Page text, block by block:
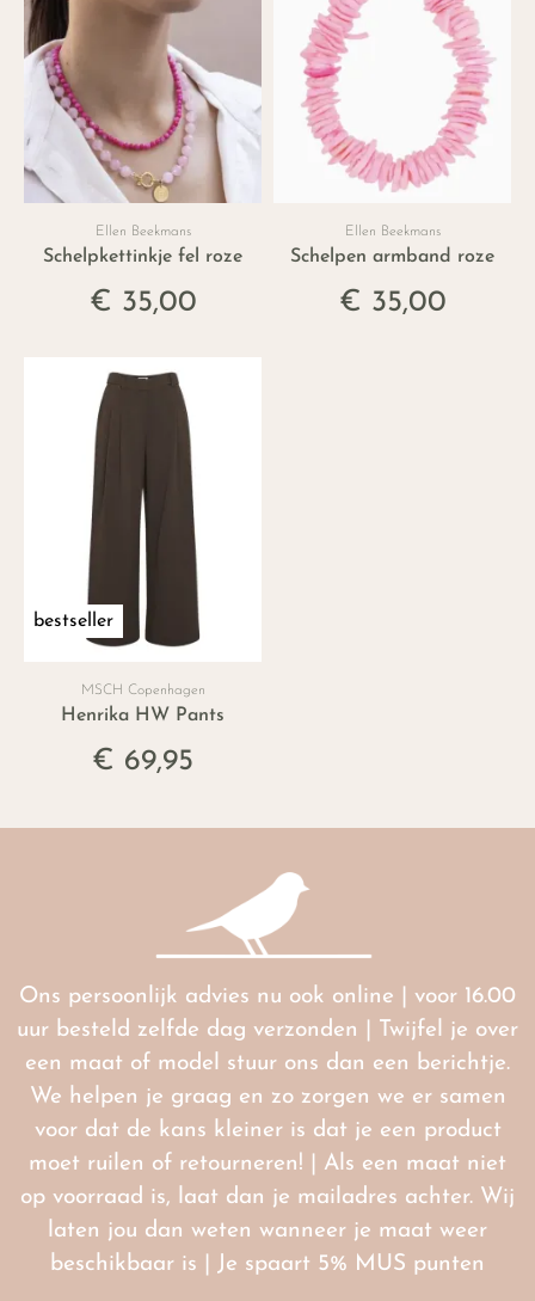
Ellen Beekmans
Schelpkettinkje fel roze
€ 35,00
Ellen Beekmans
Schelpen armband roze
€ 35,00
bestseller
MSCH Copenhagen
Henrika HW Pants
€ 69,95
Ons persoonlijk advies nu ook online | voor 16.00
uur besteld zelfde dag verzonden | Twijfel je over
een maat of model stuur ons dan een berichtje.
We helpen je graag en zo zorgen we er samen
voor dat de kans kleiner is dat je een product
moet ruilen of retourneren! | Als een maat niet
op voorraad is, laat dan je mailadres achter. Wij
laten jou dan weten wanneer je maat weer
beschikbaar is | Je spaart 5% MUS punten